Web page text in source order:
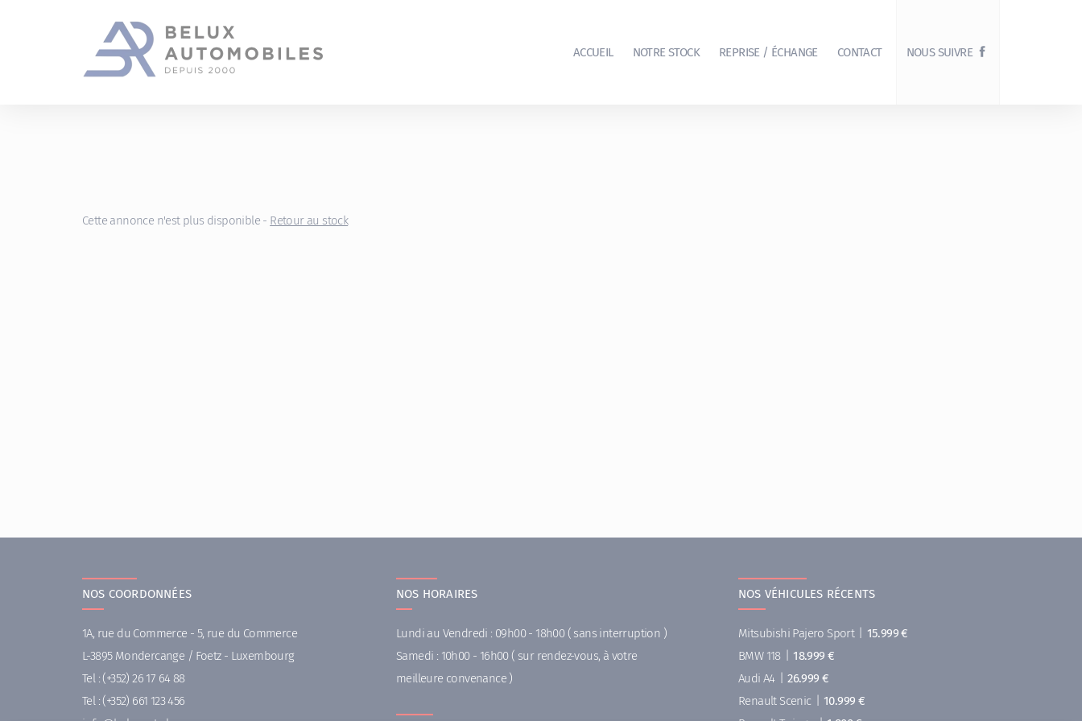
ACCUEIL NOTRE STOCK REPRISE / ÉCHANGE CONTACT NOUS SUIVRE
Cette annonce n'est plus disponible - Retour au stock
NOS COORDONNÉES
1A, rue du Commerce - 5, rue du Commerce
L-3895 Mondercange / Foetz - Luxembourg
Tel : (+352) 26 17 64 88
Tel : (+352) 661 123 456
NOS HORAIRES
Lundi au Vendredi : 09h00 - 18h00 ( sans interruption )
Samedi : 10h00 - 16h00 ( sur rendez-vous, à votre
meilleure convenance )
NOS VÉHICULES RÉCENTS
Mitsubishi Pajero Sport
15.999 €
BMW 118
18.999 €
Audi A4
26.999 €
Renault Scenic
10.999 €